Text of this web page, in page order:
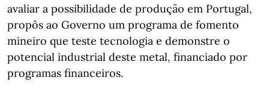
avaliar a possibilidade de produção em Portugal,
propôs ao Governo um programa de fomento
mineiro que teste tecnologia e demonstre o
potencial industrial deste metal, financiado por
programas financeiros.